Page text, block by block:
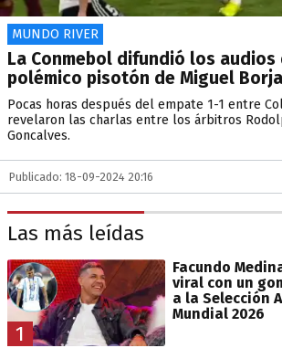
MUNDO RIVER
La Conmebol difundió los audios
polémico pisotón de Miguel Borja
Pocas horas después del empate 1-1 entre
revelaron las charlas entre los árbitros
Goncalves.
Publicado: 18-09-2024 20:16
Las más leídas
1
Facundo
viral con un
a la Selección
Mundial 2026